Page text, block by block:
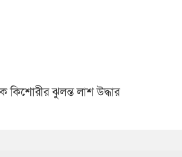
কিশোরীর ঝুলন্ত লাশ উদ্ধার